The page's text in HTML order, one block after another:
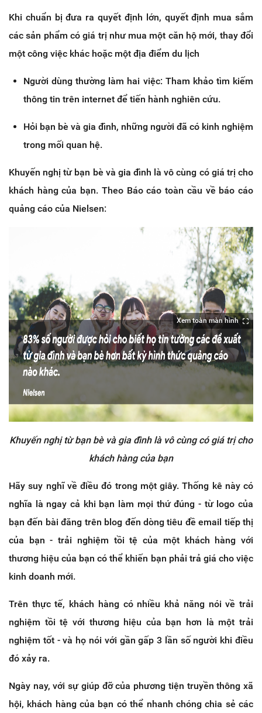
Khi chuẩn bị đưa ra quyết định lớn, quyết định mua sắm
các sản phẩm có giá trị như mua một căn hộ mới, thay đổi
một công việc khác hoặc một địa điểm du lịch
Người dùng thường làm hai việc: Tham khảo tìm kiếm
thông tin trên internet để tiến hành nghiên cứu.
Hỏi bạn bè và gia đình, những người đã có kinh nghiệm
trong mối quan hệ.
Khuyến nghị từ bạn bè và gia đình là vô cùng có giá trị cho
khách hàng của bạn. Theo Báo cáo toàn cầu về báo cáo
quảng cáo của Nielsen:
Xem toàn màn hình
Khuyến nghị từ bạn bè và gia đình là vô cùng có giá trị cho
khách hàng của bạn
Hãy suy nghĩ về điều đó trong một giây. Thống kê này có
nghĩa là ngay cả khi bạn làm mọi thứ đúng - từ logo của
bạn đến bài đăng trên blog đến dòng tiêu đề email tiếp thị
của bạn - trải nghiệm tồi tệ của một khách hàng với
thương hiệu của bạn có thể khiến bạn phải trả giá cho việc
kinh doanh mới.
Trên thực tế, khách hàng có nhiều khả năng nói về trải
nghiệm tồi tệ với thương hiệu của bạn hơn là một trải
nghiệm tốt - và họ nói với gần gấp 3 lần số người khi điều
đó xảy ra.
Ngày nay, với sự giúp đỡ của phương tiện truyền thông xã
hội, khách hàng của bạn có thể nhanh chóng chia sẻ các